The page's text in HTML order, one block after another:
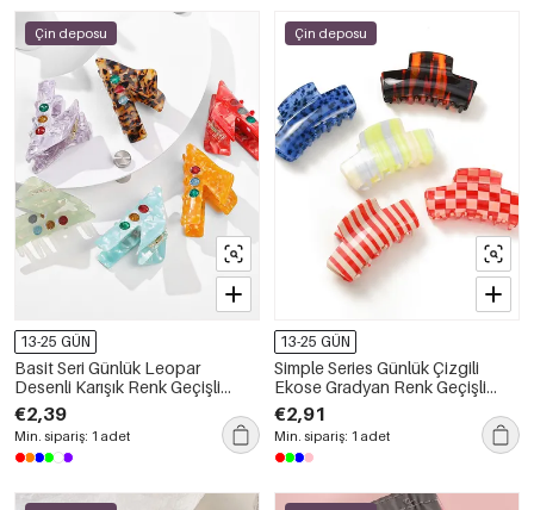
Çin deposu
13-25 GÜN
Basit Seri Günlük Leopar
Desenli Karışık Renk Geçişli
Geometrik Şekilli Asetat Saç
Tokaları
€2,39
Min. sipariş: 1 adet
Çin deposu
13-25 GÜN
Simple Series Günlük Çizgili
Ekose Gradyan Renk Geçişli
Asetat Saç Tokaları
€2,91
Min. sipariş: 1 adet